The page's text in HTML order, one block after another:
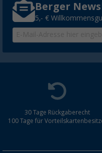
Berger
5,- €
30 Tage Rückgaberecht
100 Tage für